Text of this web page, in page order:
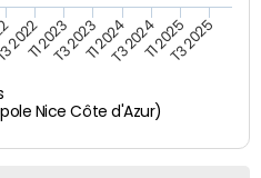
Nice Côte d'Azur)
2022T1 2023T3 2023T1 2024T3 2024T1 2025T3 2025